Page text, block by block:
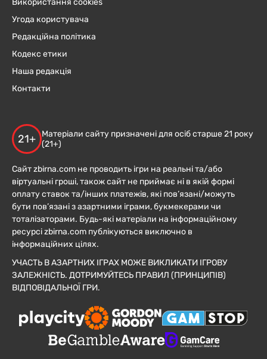
Використання cookies
Угода користувача
Редакційна політика
Кодекс етики
Наша редакція
Контакти
21+
Матеріали сайту призначені для осіб старше 21 року
(21+)
Сайт zbirna.com не проводить ігри на реальні та/або
віртуальні гроші, також сайт не приймає ні в якій формі
оплату ставок та/інших платежів, які пов’язані/можуть
бути пов’язані з азартними іграми, букмекерами чи
тоталізаторами. Будь-які матеріали на інформаційному
ресурсі zbirna.com публікуються виключно в
інформаційних цілях.
УЧАСТЬ В АЗАРТНИХ ІГРАХ МОЖЕ ВИКЛИКАТИ ІГРОВУ
ЗАЛЕЖНІСТЬ. ДОТРИМУЙТЕСЬ ПРАВИЛ (ПРИНЦИПІВ)
ВІДПОВІДАЛЬНОЇ ГРИ.